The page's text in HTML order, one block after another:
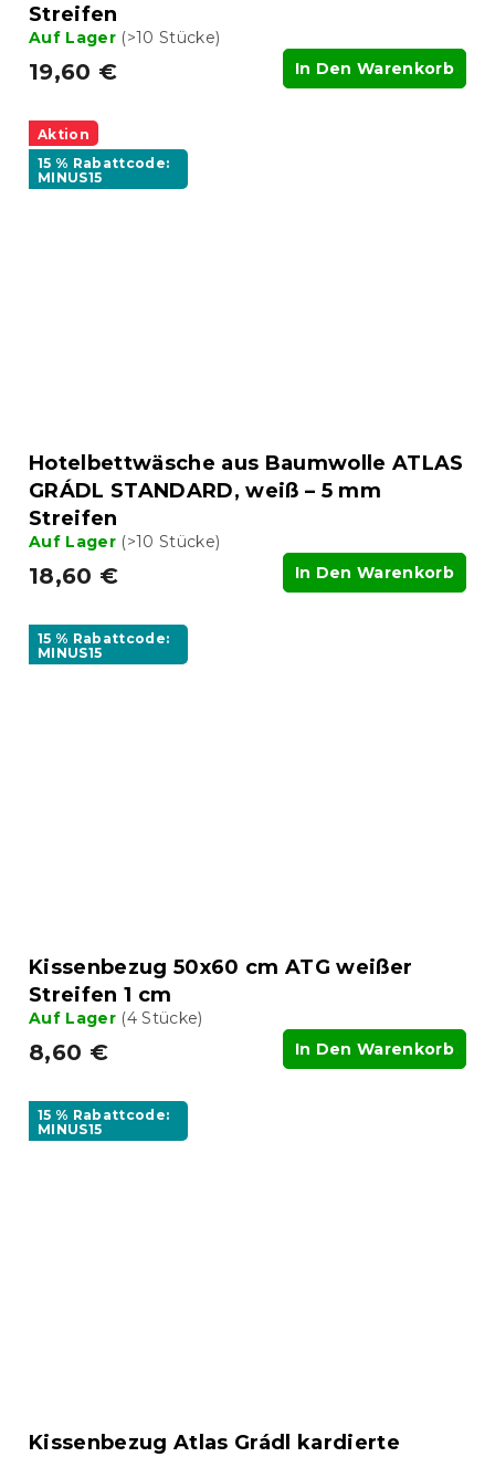
Streifen
Auf Lager (>10 Stücke)
19,60 € In Den Warenkorb
Aktion
15 % Rabattcode:
MINUS15
Hotelbettwäsche aus Baumwolle ATLAS
GRÁDL STANDARD, weiß – 5 mm
Streifen
Auf Lager (>10 Stücke)
18,60 € In Den Warenkorb
15 % Rabattcode:
MINUS15
Kissenbezug 50x60 cm ATG weißer
Streifen 1 cm
Auf Lager (4 Stücke)
8,60 € In Den Warenkorb
15 % Rabattcode:
MINUS15
Kissenbezug Atlas Grádl kardierte